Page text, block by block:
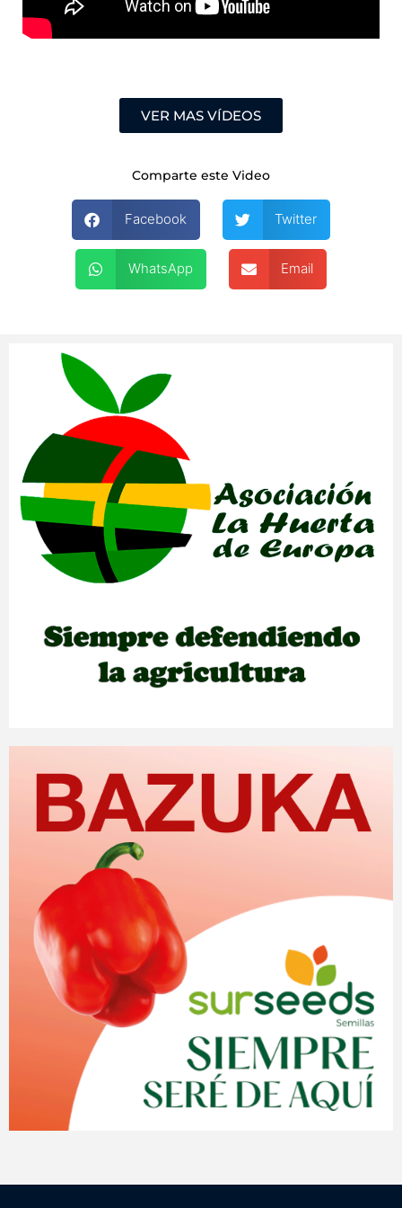
VER MAS VÍDEOS
Comparte este Video
Facebook Twitter
WhatsApp Email